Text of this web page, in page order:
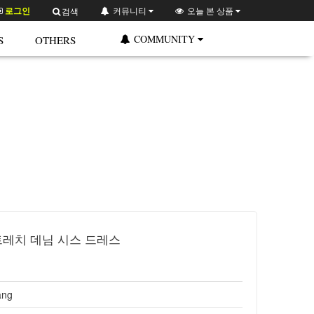
로그인 검색 커뮤니티 오늘 본 상품
OTHERS COMMUNITY
레치 데님 시스 드레스